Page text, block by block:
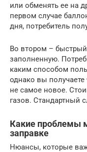
или обменять ее на
первом случае
дня, потребитель
Во втором –
заполненную.
каким способом
однако вы
не самое новое.
газов. Стандартный
Какие проблемы
заправке
Нюансы, которые